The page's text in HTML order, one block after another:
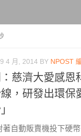
4 月, 2014 BY NPOST
慈濟大愛感恩
，研發出環保
著自動販賣機投下硬